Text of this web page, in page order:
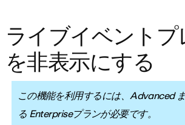
ライブイベントプ
を非表示にする
この機能を利用するには、Advanced
る Enterpriseプランが必要です。